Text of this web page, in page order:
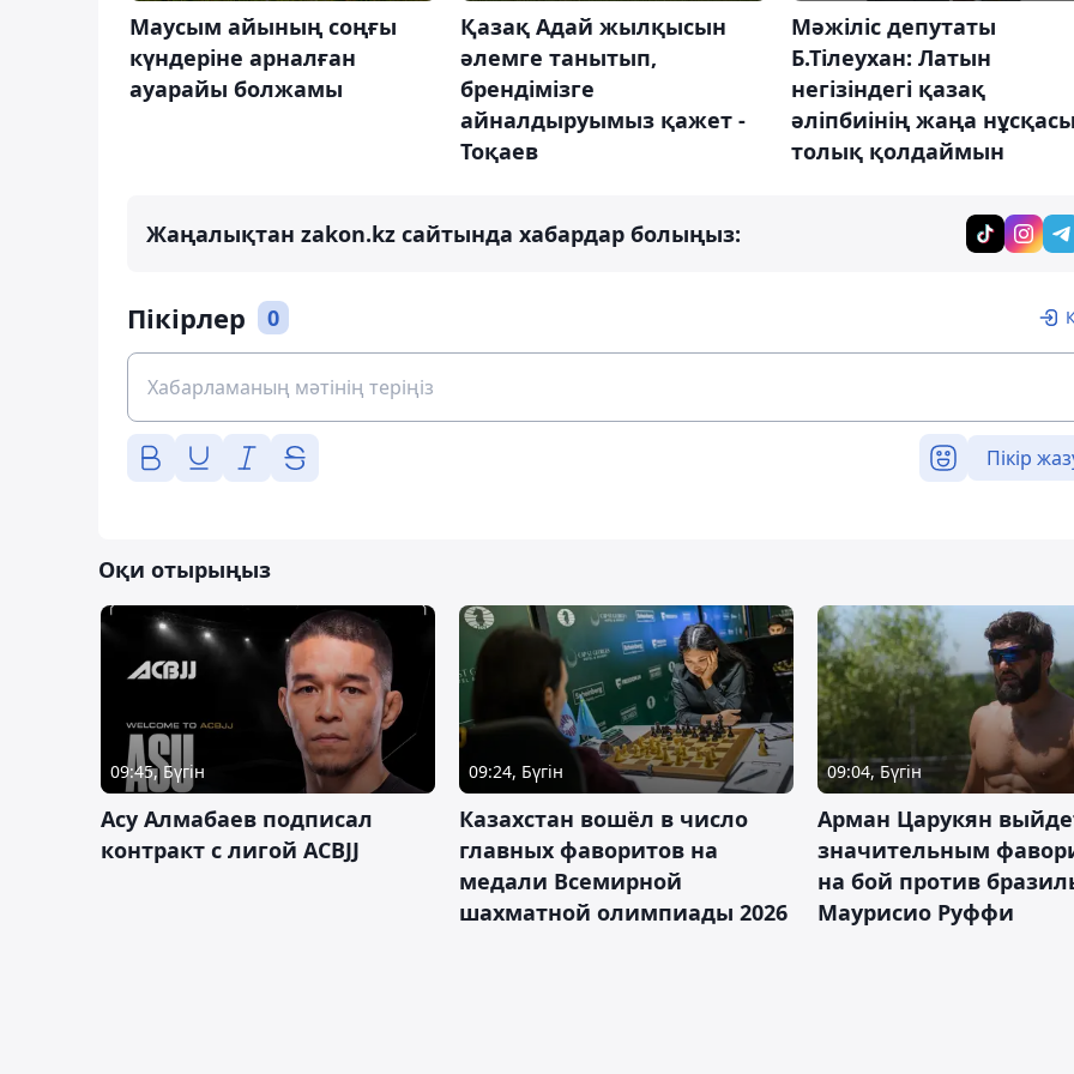
Маусым айының соңғы
күндеріне арналған
ауарайы болжамы
Қазақ Адай жылқысын
әлемге танытып,
брендімізге
айналдыруымыз қажет -
Тоқаев
Мəжіліс депутаты
Б.Тілеухан: Латын
негізіндегі қазақ
әліпбиінің жаңа
толық қолдаймын
Жаңалықтан zakon.kz сайтында хабардар болыңыз:
Пікірлер 0
Пікір
Оқи отырыңыз
09:45, Бүгін
Асу Алмабаев подписал
контракт с лигой ACBJJ
09:24, Бүгін
Казахстан вошёл в число
главных фаворитов на
медали Всемирной
шахматной олимпиады 2026
09:04, Бүгін
Арман Царукян
значительным
на бой против
Маурисио Руффи